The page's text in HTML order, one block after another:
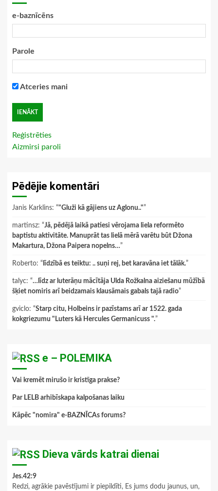
e-baznīcēns
Parole
Atceries mani
Reģistrēties
Aizmirsi paroli
Pēdējie komentāri
Janis Karklins: “"Gluži kā gājiens uz Aglonu.."”
martinsz: “Jā, pēdējā laikā patiesi vērojama liela reformēto
baptistu aktivitāte. Manuprāt tas lielā mērā varētu būt Džona
Makartura, Džona Paipera nopelns…”
Roberto: “ līdzībā es teiktu: .. suņi rej, bet karavāna iet tālāk.”
talyc: “…līdz ar luterāņu mācītāja Ulda Rožkalna aiziešanu mūžībā
šķiet nomiris arī beidzamais klausāmais gabals tajā radio”
gviclo: “Starp citu, Holbeins ir pazīstams arī ar 1522. gada
kokgriezumu "Luters kā Hercules Germanicuss ".”
e – POLEMIKA
Vai kremēt mirušo ir kristīga prakse?
Par LELB arhibīskapa kalpošanas laiku
Kāpēc "nomira" e-BAZNĪCAs forums?
Dieva vārds katrai dienai
Jes.42:9
Redzi, agrākie pavēstījumi ir piepildīti, Es jums dodu jaunus, un,